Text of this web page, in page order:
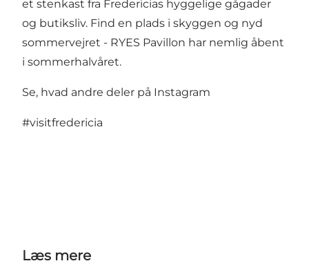
et stenkast fra Fredericias hyggelige gågader
og butiksliv. Find en plads i skyggen og nyd
sommervejret - RYES Pavillon har nemlig åbent
i sommerhalvåret.
Se, hvad andre deler på Instagram
#visitfredericia
Læs mere